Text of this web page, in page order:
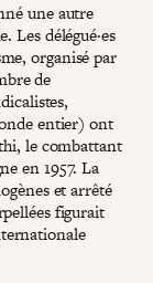
une autre
Les délégué·es
organisé par
de
entier) ont
le combattant
en 1957. La
et arrêté
figurait